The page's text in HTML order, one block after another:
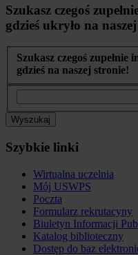
Szukasz czegoś
gdzieś ukryło na
Szukasz czegoś zupełnie
gdzieś na naszej stronie!
Wyszukaj
Szybkie linki
Wirtualna uczelnia
Mój USWPS
Poczta
Formularz rekrutacyny
Biuletyn Informacji
Katalog biblioteczny
Dostęp do baz